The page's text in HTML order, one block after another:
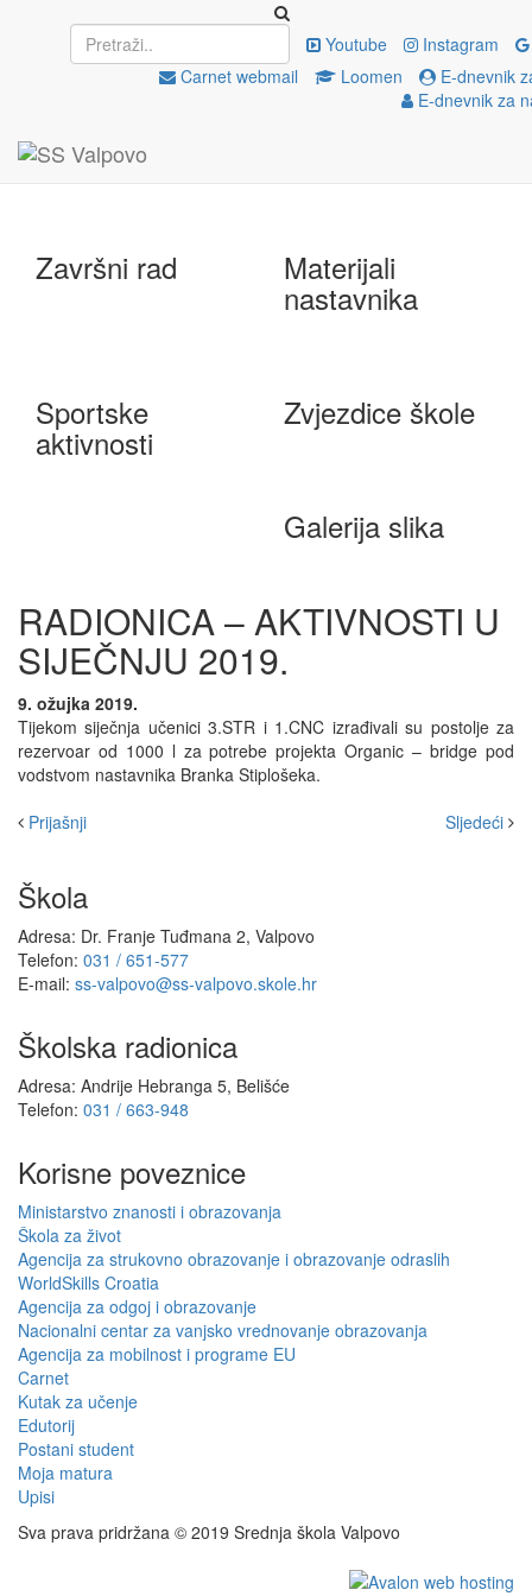
Youtube Instagram
Carnet webmail
Loomen
E-dnevnik
E-dnevnik za
Upisi EU projekti
e-Škole
Završni rad Materijali
nastavnika
Sportske
aktivnosti
Zvjezdice škole
Galerija slika
RADIONICA – AKTIVNOSTI U
SIJEČNJU 2019.
9. ožujka 2019.
Tijekom siječnja učenici 3.STR i 1.CNC izrađivali su postolje za
rezervoar od 1000 l za potrebe projekta Organic – bridge pod
vodstvom nastavnika Branka Stiplošeka.
Prijašnji
Sljedeći
Škola
Adresa: Dr. Franje Tuđmana 2, Valpovo
Telefon: 031 / 651-577
E-mail: ss-valpovo@ss-valpovo.skole.hr
Školska radionica
Adresa: Andrije Hebranga 5, Belišće
Telefon: 031 / 663-948
Korisne poveznice
Ministarstvo znanosti i obrazovanja
Škola za život
Agencija za strukovno obrazovanje i obrazovanje odraslih
WorldSkills Croatia
Agencija za odgoj i obrazovanje
Nacionalni centar za vanjsko vrednovanje obrazovanja
Agencija za mobilnost i programe EU
Carnet
Kutak za učenje
Edutorij
Postani student
Moja matura
Upisi
Sva prava pridržana © 2019 Srednja škola Valpovo